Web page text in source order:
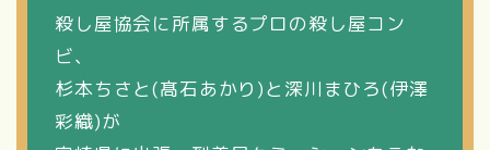
殺し屋協会に所属するプロの殺し屋コン
ビ、
杉本ちさと(髙石あかり)と深川まひろ(伊澤
彩織)が